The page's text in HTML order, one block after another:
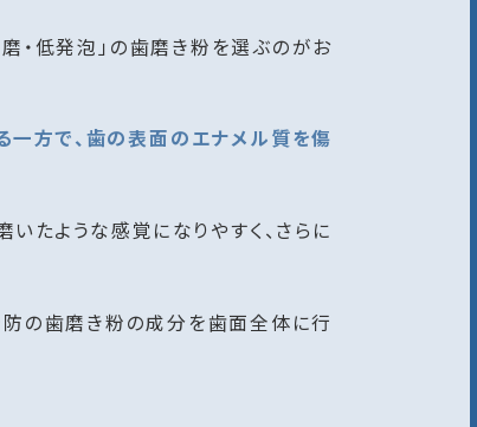
・低発泡」の歯磨き粉を選ぶのがお
一方で、歯の表面のエナメル質を傷
たような感覚になりやすく、さらに
防の歯磨き粉の成分を歯面全体に行